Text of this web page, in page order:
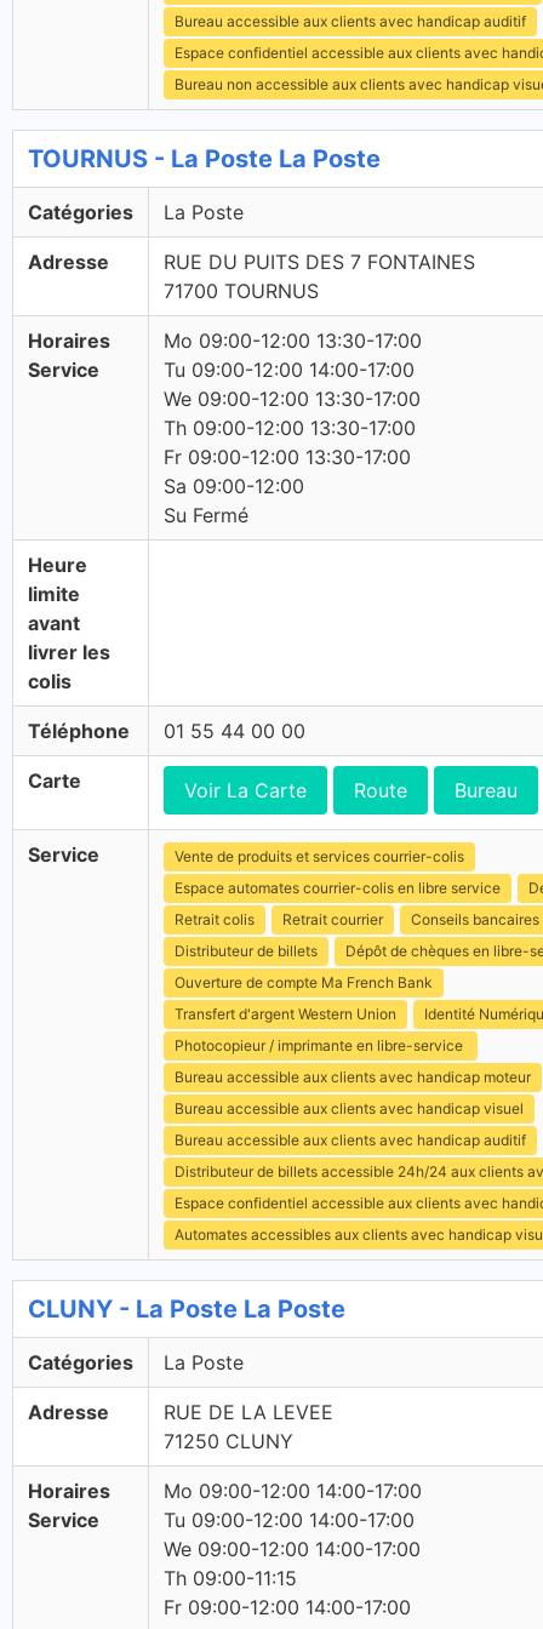
Bureau accessible aux clients avec handicap auditif
Espace confidentiel accessible aux clients avec
Bureau non accessible aux clients avec handicap
TOURNUS - La Poste La Poste
Catégories La Poste
Adresse
RUE DU PUITS DES 7 FONTAINES
71700 TOURNUS
Horaires
Service
Mo 09:00-12:00 13:30-17:00
Tu 09:00-12:00 14:00-17:00
We 09:00-12:00 13:30-17:00
Th 09:00-12:00 13:30-17:00
Fr 09:00-12:00 13:30-17:00
Sa 09:00-12:00
Su Fermé
Heure
limite
avant
livrer les
colis
Téléphone 01 55 44 00 00
Carte Voir La Carte Route Bureau
Service
Vente de produits et services courrier-colis
Espace automates courrier-colis en libre service
Retrait colis
Retrait courrier
Conseils bancaires
Distributeur de billets
Dépôt de chèques en libre-
Ouverture de compte Ma French Bank
Transfert d'argent Western Union
Identité
Photocopieur / imprimante en libre-service
Bureau accessible aux clients avec handicap moteur
Bureau accessible aux clients avec handicap visuel
Bureau accessible aux clients avec handicap auditif
Distributeur de billets accessible 24h/24 aux clients
Espace confidentiel accessible aux clients avec
Automates accessibles aux clients avec handicap
CLUNY - La Poste La Poste
Catégories La Poste
Adresse
RUE DE LA LEVEE
71250 CLUNY
Horaires
Service
Mo 09:00-12:00 14:00-17:00
Tu 09:00-12:00 14:00-17:00
We 09:00-12:00 14:00-17:00
Th 09:00-11:15
Fr 09:00-12:00 14:00-17:00